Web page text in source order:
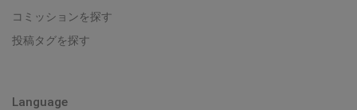
コミッションを探す
投稿タグを探す
Language